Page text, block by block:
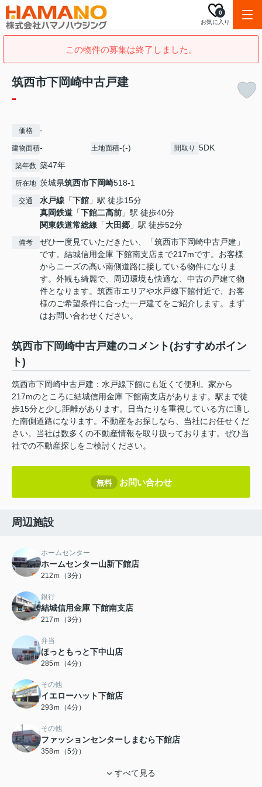
お気に入り
0
この物件の募集は終了しました。
筑西市下岡崎中古戸建
-
価格 -
建物面積- 土地面積-(-) 間取り 5DK
築年数 築47年
所在地 茨城県筑西市下岡崎518-1
交通 水戸線 「下館 」駅 徒歩15分
真岡鉄道 「下館二高前 」駅 徒歩40分
関東鉄道常総線 「大田郷 」駅 徒歩52分
備考
ぜひ一度見ていただきたい、「筑西市下岡崎中古戸建」
です。結城信用金庫 下館南支店まで217mです。お客様
からニーズの高い南側道路に接している物件になりま
す。外観も綺麗で、周辺環境も快適な、中古の戸建て物
件となります。筑西市エリアや水戸線下館付近で、お客
様のご希望条件に合った一戸建てをご紹介します。まず
はお問い合わせください。
筑西市下岡崎中古戸建のコメント(おすすめポイン
ト)
筑西市下岡崎中古戸建：水戸線下館にも近くて便利。家から
217mのところに結城信用金庫 下館南支店があります。駅まで徒
歩15分と少し距離があります。日当たりを重視している方に適し
た南側道路になります。不動産をお探しなら、当社にお任せくだ
さい。当社は数多くの不動産情報を取り扱っております。ぜひ当
社での不動産探しをご検討ください。
無料 お問い合わせ
周辺施設
ホームセンター
ホームセンター山新下館店
212ｍ（3分）
銀行
結城信用金庫 下館南支店
217ｍ（3分）
弁当
ほっともっと下中山店
285ｍ（4分）
その他
イエローハット下館店
293ｍ（4分）
その他
ファッションセンターしまむら下館店
358ｍ（5分）
すべて見る